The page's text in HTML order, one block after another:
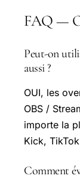
FAQ —
Peut-on
aussi ?
OUI, les
OBS /
importe la
Kick,
Comment